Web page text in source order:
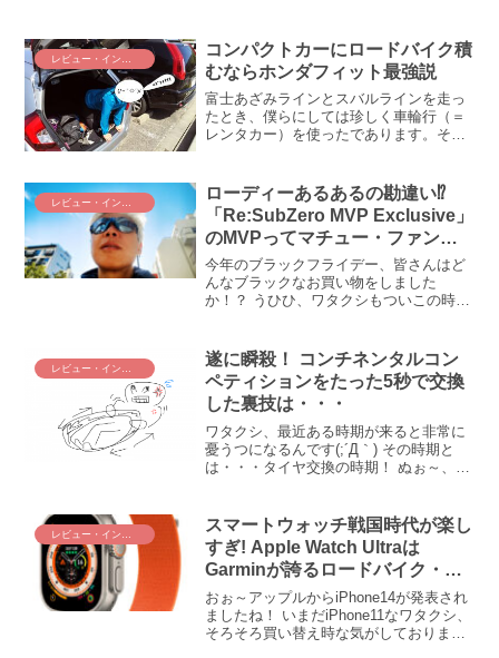
ってみて、どちらが使いやすか確かめて
みました。
コンパクトカーにロードバイク積
むならホンダフィット最強説
富士あざみラインとスバルラインを走っ
たとき、僕らにしては珍しく車輪行（＝
レンタカー）を使ったであります。その
パクトカーでロードバイク積むなら、フ
ィットはかなりオススメか...
ローディーあるあるの勘違い⁉
「Re:SubZero MVP Exclusive」
のMVPってマチュー・ファン・
デル・プールのことですよね？
今年のブラックフライデー、皆さんはど
んなブラックなお買い物をしました
か！？ うひひ、ワタクシもついこの時流
うアイウェア（サングラス）を買ってし
まった(〃艸〃)ﾑﾌｯ MVPってマチュー・
ファン・デル・プールのことでしょ
う？？ えぇ、違うの！？
レビュー・インプレ
遂に瞬殺！ コンチネンタルコン
ペティションをたった5秒で交換
した裏技は・・・
ワタクシ、最近ある時期が来ると非常に
憂うつになるんです(;´Д｀) その時期と
は・・・タイヤ交換の時期！ ぬぉ～、い
は遂に禁断の手に出てしまったのであ
り...
レビュー・インプレ
スマートウォッチ戦国時代が楽し
すぎ! Apple Watch Ultraは
Garminが誇るロードバイク・ラ
ン・トライアスロンの牙城を崩せ
るか!?
おぉ～アップルからiPhone14が発表され
ましたね！ いまだiPhone11なワタクシ、
そろそろ買い替え時な気がしております